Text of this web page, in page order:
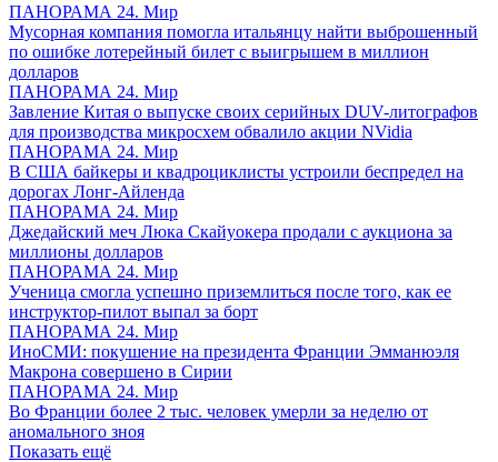
ПАНОРАМА 24. Мир
Мусорная компания помогла итальянцу найти выброшенный
по ошибке лотерейный билет с выигрышем в миллион
долларов
ПАНОРАМА 24. Мир
Завление Китая о выпуске своих серийных DUV-литографов
для производства микросхем обвалило акции NVidia
ПАНОРАМА 24. Мир
В США байкеры и квадроциклисты устроили беспредел на
дорогах Лонг-Айленда
ПАНОРАМА 24. Мир
Джедайский меч Люка Скайуокера продали с аукциона за
миллионы долларов
ПАНОРАМА 24. Мир
Ученица смогла успешно приземлиться после того, как ее
инструктор-пилот выпал за борт
ПАНОРАМА 24. Мир
ИноСМИ: покушение на президента Франции Эмманюэля
Макрона совершено в Сирии
ПАНОРАМА 24. Мир
Во Франции более 2 тыс. человек умерли за неделю от
аномального зноя
Показать ещё